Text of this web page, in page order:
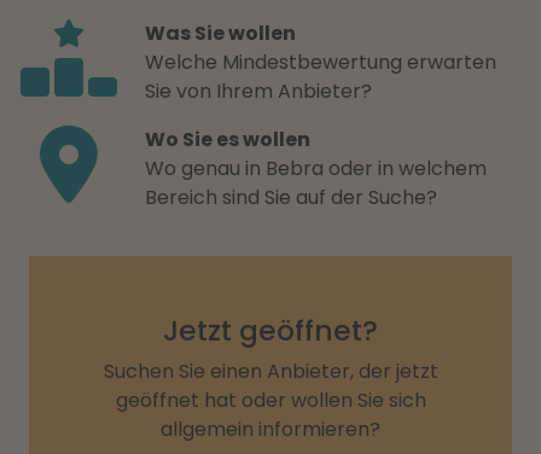
Was Sie wollen
Welche Mindestbewertung erwarten
Sie von Ihrem Anbieter?
Wo Sie es wollen
Wo genau in Bebra oder in welchem
Bereich sind Sie auf der Suche?
Jetzt geöffnet?
Suchen Sie einen Anbieter, der jetzt
geöffnet hat oder wollen Sie sich
allgemein informieren?